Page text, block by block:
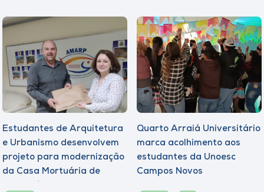
Estudantes de Arquitetura
e Urbanismo desenvolvem
projeto para modernização
da Casa Mortuária de
Quarto Arraiá Universitário
marca acolhimento aos
estudantes da Unoesc
Campos Novos